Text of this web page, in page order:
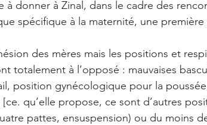
à donner à Zinal, dans le cadre des
spécifique à la maternité, une première
des mères mais les positions et
totalement à l’opposé : mauvaises
position gynécologique pour la
qu’elle propose, ce sont d’autres
pattes, ensuspension) ou du moins